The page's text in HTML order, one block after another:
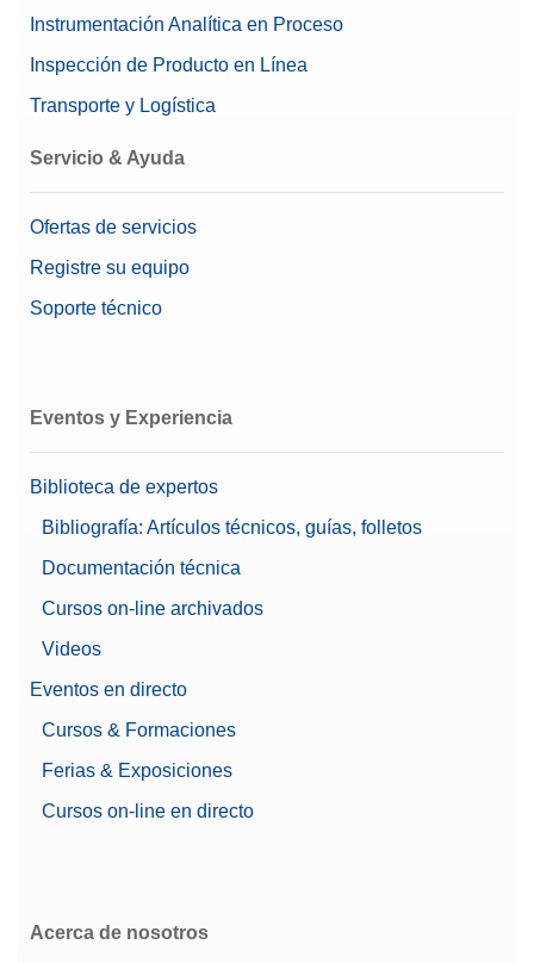
Instrumentación Analítica en Proceso
Inspección de Producto en Línea
Transporte y Logística
Servicio & Ayuda
Ofertas de servicios
Registre su equipo
Soporte técnico
Eventos y Experiencia
Biblioteca de expertos
Bibliografía: Artículos técnicos, guías, folletos
Documentación técnica
Cursos on-line archivados
Videos
Eventos en directo
Cursos & Formaciones
Ferias & Exposiciones
Cursos on-line en directo
Acerca de nosotros